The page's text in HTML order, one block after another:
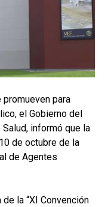
para
el Gobierno del
informó que la
de octubre de la
de Agentes
la “XI Convención